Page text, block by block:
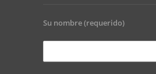
Su nombre (requerido)